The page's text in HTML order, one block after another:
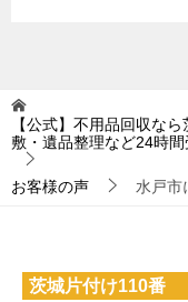
【公式】不用品回収な
敷・遺品整理など24時間
お客様の声 水戸
茨城片付け110番